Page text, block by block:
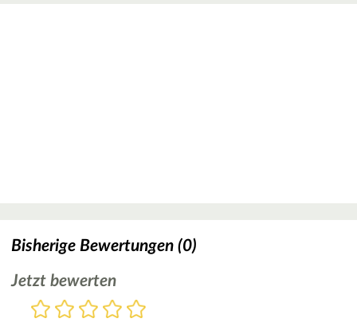
Bisherige Bewertungen (0)
Jetzt bewerten
Bewertung
5
4
3
2
1